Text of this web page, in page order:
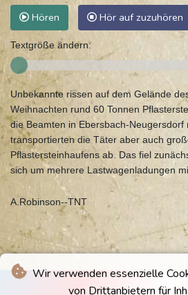
Wir verwenden essenzielle
von Drittanbietern für
Hören Hör auf zuzuhören
Textgröße ändern:
Unbekannte rissen auf dem Gelände
Weihnachten rund 60 Tonnen
die Beamten in Ebersbach-Neugersdorf
transportierten die Täter aber auch
Pflastersteinhaufens ab. Das fiel
sich um mehrere Lastwagenladungen
A.Robinson--TNT